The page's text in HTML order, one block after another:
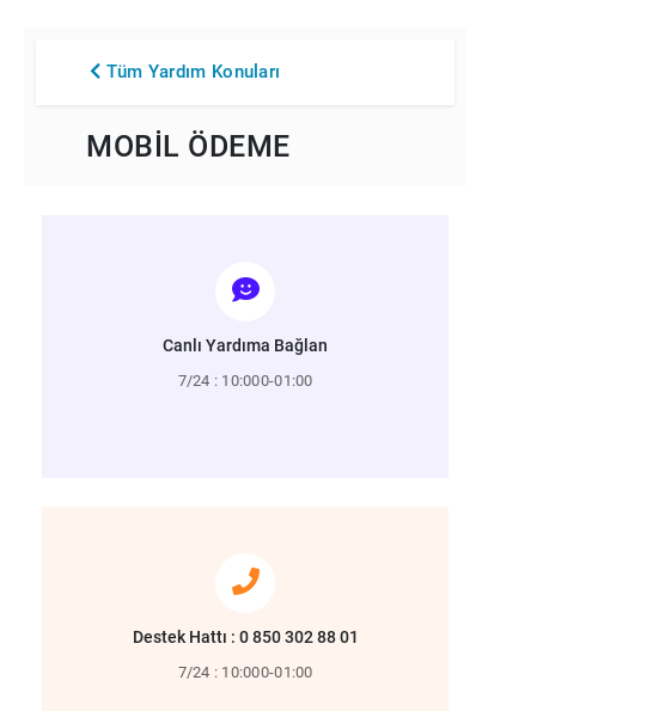
Tüm Yardım Konuları
MOBİL ÖDEME
Canlı Yardıma Bağlan
7/24 : 10:000-01:00
Destek Hattı : 0 850 302 88 01
7/24 : 10:000-01:00